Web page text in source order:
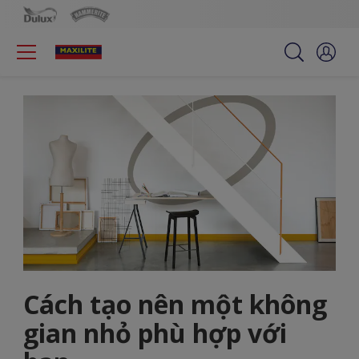
Cách tạo nên một không
gian nhỏ phù hợp với